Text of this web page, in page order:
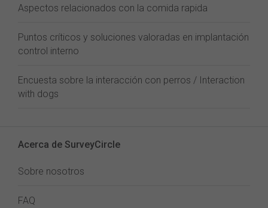
Aspectos relacionados con la comida rapida
Puntos críticos y soluciones valoradas en implantación
control interno
Encuesta sobre la interacción con perros / Interaction
with dogs
Acerca de SurveyCircle
Sobre nosotros
FAQ